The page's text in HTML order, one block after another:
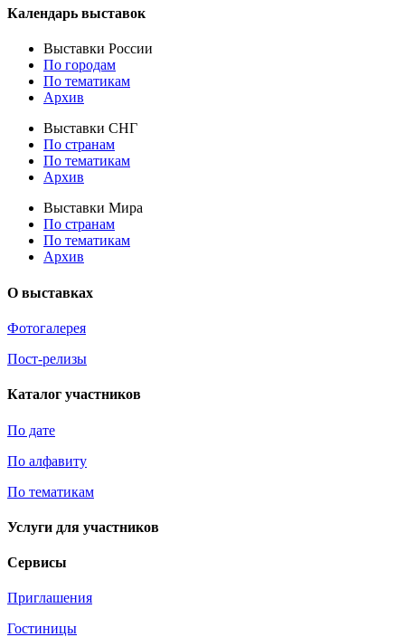
Календарь выставок
Выставки России
По городам
По тематикам
Архив
Выставки СНГ
По странам
По тематикам
Архив
Выставки Мира
По странам
По тематикам
Архив
О выставках
Фотогалерея
Пост-релизы
Каталог участников
По дате
По алфавиту
По тематикам
Услуги для участников
Сервисы
Приглашения
Гостиницы